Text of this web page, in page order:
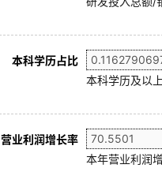
本科学历占比
本科学历及以
营业利润增长率
本年营业利润